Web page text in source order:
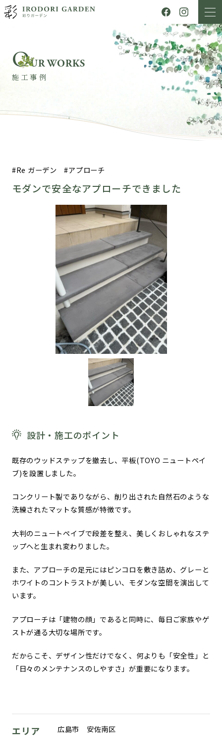
OUR WORKS
施工事例
Re ガーデン アプローチ
モダンで安全なアプローチできました
設計・施工のポイント
既存のウッドステップを撤去し、平板(TOYO ニュートペイ
ブ)を設置しました。
コンクリート製でありながら、削り出された自然石のような
洗練されたマットな質感が特徴です。
大判のニュートペイブで段差を整え、美しくおしゃれなステ
ップへと生まれ変わりました。
また、 アプローチの足元にはピンコロを敷き詰め、 グレーと
ホワイトのコントラストが美しい、 モダンな空間を演出して
います。
アプローチは「建物の顔」であると同時に、毎日ご家族やゲ
ストが通る大切な場所です。
だからこそ、デザイン性だけでなく、何よりも「安全性」と
「日々のメンテナンスのしやすさ」が重要になります。
エリア 広島市 安佐南区